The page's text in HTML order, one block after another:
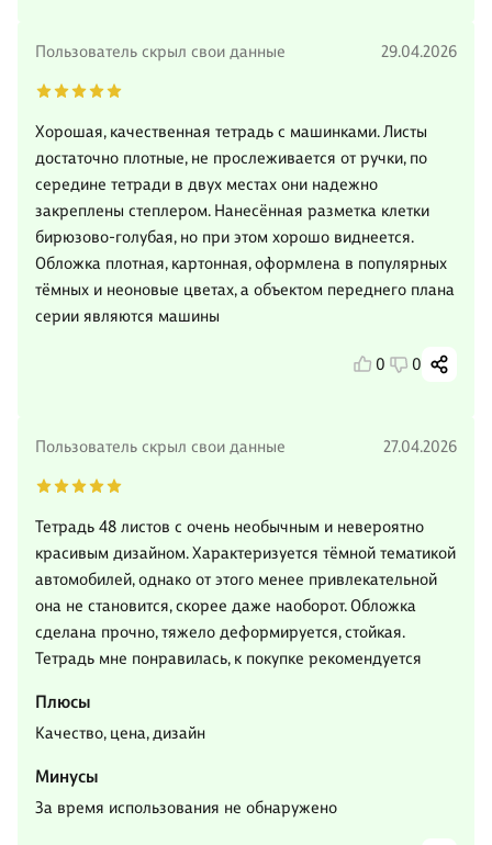
Пользователь скрыл свои данные 29.04.2026
Хорошая, качественная тетрадь с машинками. Листы
достаточно плотные, не прослеживается от ручки, по
середине тетради в двух местах они надежно
закреплены степлером. Нанесённая разметка клетки
бирюзово-голубая, но при этом хорошо виднеется.
Обложка плотная, картонная, оформлена в популярных
тёмных и неоновые цветах, а объектом переднего плана
серии являются машины
0 0
Пользователь скрыл свои данные 27.04.2026
Тетрадь 48 листов с очень необычным и невероятно
красивым дизайном. Характеризуется тёмной тематикой
автомобилей, однако от этого менее привлекательной
она не становится, скорее даже наоборот. Обложка
сделана прочно, тяжело деформируется, стойкая.
Тетрадь мне понравилась, к покупке рекомендуется
Плюсы
Качество, цена, дизайн
Минусы
За время использования не обнаружено